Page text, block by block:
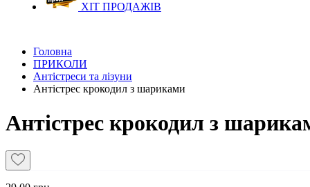
ХІТ ПРОДАЖІВ
Головна
ПРИКОЛИ
Антістреси та лізуни
Антістрес крокодил з шариками
Антістрес крокодил з